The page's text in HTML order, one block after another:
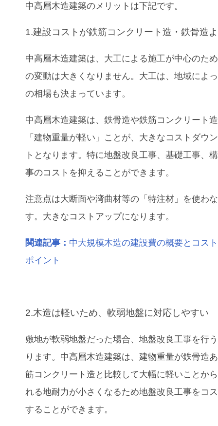
中高層木造建築のメリットは下記です。
1.建設コストが鉄筋コンクリート造・鉄骨造
中高層木造建築は、大工による施工が中心のた
の変動は大きくなりません。大工は、地域によ
の相場も決まっています。
中高層木造建築は、鉄骨造や鉄筋コンクリート
「建物重量が軽い」ことが、大きなコストダウ
トとなります。特に地盤改良工事、基礎工事、
事のコストを抑えることができます。
注意点は大断面や湾曲材等の「特注材」を使わ
す。大きなコストアップになります。
関連記事： 中大規模木造の建設費の概要とコス
ポイント
2.木造は軽いため、軟弱地盤に対応しやすい
敷地が軟弱地盤だった場合、地盤改良工事を行
ります。中高層木造建築は、建物重量が鉄骨造
筋コンクリート造と比較して大幅に軽いことか
れる地耐力が小さくなるため地盤改良工事をコ
することができます。